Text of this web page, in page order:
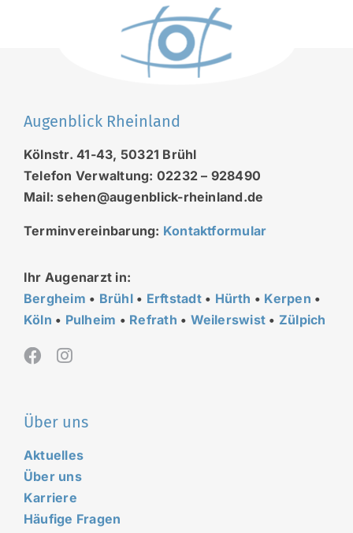
Augenblick Rheinland
Kölnstr. 41-43, 50321 Brühl
Telefon Verwaltung: 02232 – 928490
Mail: sehen@augenblick-rheinland.de
Terminvereinbarung: Kontaktformular
Ihr Augenarzt in:
Bergheim • Brühl • Erftstadt • Hürth • Kerpen •
Köln • Pulheim • Refrath • Weilerswist • Zülpich
Über uns
Aktuelles
Über uns
Karriere
Häufige Fragen